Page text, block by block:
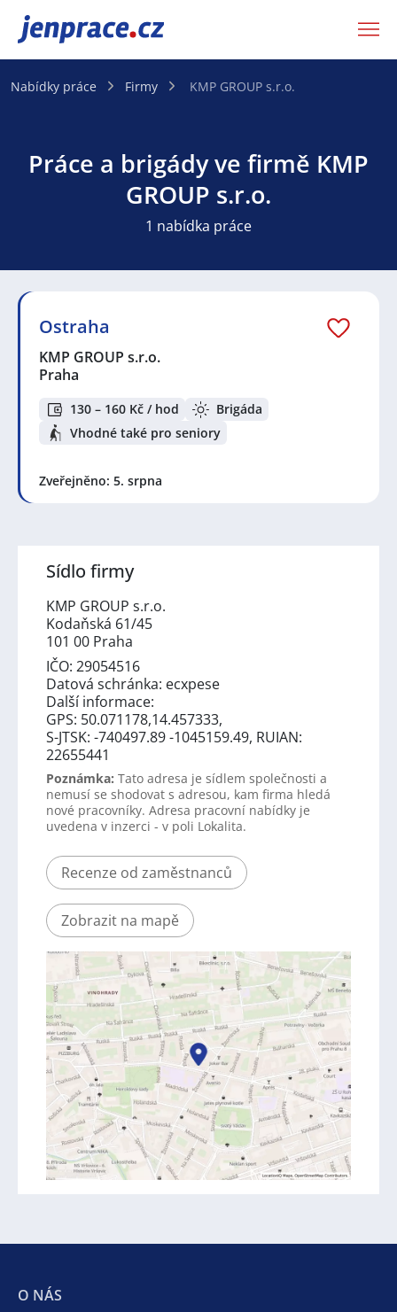
JenPráce.cz
Nabídky práce Firmy KMP GROUP s.r.o.
Práce a brigády ve firmě KMP
GROUP s.r.o.
1 nabídka práce
Ostraha
KMP GROUP s.r.o.
Praha
130 – 160 Kč / hod
Brigáda
Vhodné také pro seniory
Zveřejněno: 5. srpna
Sídlo firmy
KMP GROUP s.r.o.
Kodaňská 61/45
101 00 Praha
IČO: 29054516
Datová schránka: ecxpese
Další informace:
GPS: 50.071178,14.457333,
S-JTSK: -740497.89 -1045159.49, RUIAN:
22655441
Poznámka: Tato adresa je sídlem společnosti a
nemusí se shodovat s adresou, kam firma hledá
nové pracovníky. Adresa pracovní nabídky je
uvedena v inzerci - v poli Lokalita.
Recenze od zaměstnanců
Zobrazit na mapě
O NÁS